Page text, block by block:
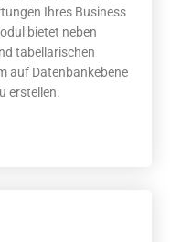
Ihres Business
bietet neben
tabellarischen
auf Datenbankebene
erstellen.